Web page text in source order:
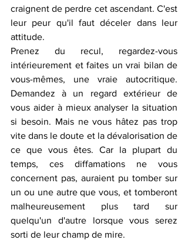
craignent de perdre cet ascendant. C'est
leur peur qu'il faut déceler dans leur
attitude.
Prenez du recul, regardez-vous
intérieurement et faites un vrai bilan de
vous-mêmes, une vraie autocritique.
Demandez à un regard extérieur de
vous aider à mieux analyser la situation
si besoin. Mais ne vous hâtez pas trop
vite dans le doute et la dévalorisation de
ce que vous êtes. Car la plupart du
temps, ces diffamations ne vous
concernent pas, auraient pu tomber sur
un ou une autre que vous, et tomberont
malheureusement plus tard sur
quelqu'un d'autre lorsque vous serez
sorti de leur champ de mire.